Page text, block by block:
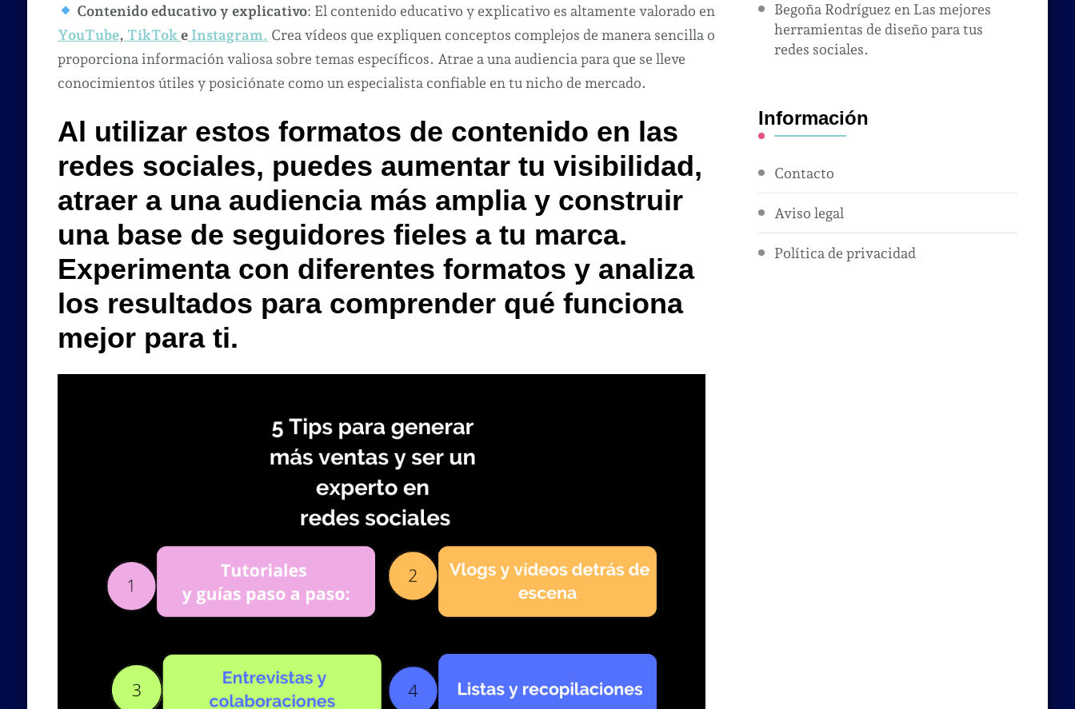
Contenido educativo y explicativo: El contenido educativo y explicativo es altamente valorado en
YouTube, TikTokeInstagram. Crea vídeos que expliquen conceptos complejos de manera sencilla o
proporciona información valiosa sobre temas específicos. Atrae a una audiencia para que se lleve
conocimientos útiles y posiciónate como un especialista confiable en tu nicho de mercado.
Al utilizar estos formatos de contenido en las
redes sociales, puedes aumentar tu visibilidad,
atraer a una audiencia más amplia y construir
una base de seguidores fieles a tu marca.
Experimenta con diferentes formatos y analiza
los resultados para comprender qué funciona
mejor para ti.
Begoña Rodríguez en Las mejores
herramientas de diseño para tus
redes sociales.
Información
Contacto
Aviso legal
Política de privacidad